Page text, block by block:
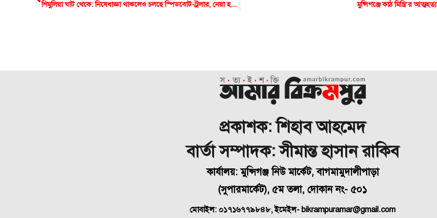
শিমুলিয়া ঘাট থেকে: নিষেধাজ্ঞা থাকলেও চলছে স্পিডবোট-ট্রলার, নেয়া হচ্ছে অতিরিক্ত ভাড়া মুন্সিগঞ্জে কাঠ মিস্ত্রি’র
প্রকাশক: শিহাব আহমেদ
বার্তা সম্পাদক: সীমান্ত হাসান রাকিব
কার্যালয়: মুন্সিগঞ্জ নিউ মার্কেট, বাগমামুদালীপাড়া
(সুপারমার্কেট), ৫ম তলা, দোকান নং- ৫০১
মোবাইল: ০১৭১৬৭৭৯৮৪৮, ইমেইল- bikrampuramar@gmail.com